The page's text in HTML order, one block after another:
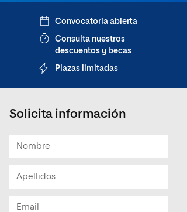
Convocatoria abierta
Consulta nuestros
descuentos y becas
Plazas limitadas
Solicita información